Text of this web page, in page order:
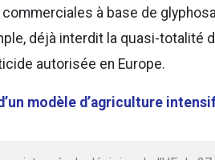
à base de
déjà interdit la quasi-totalité
autorisée en Europe.
modèle d’agriculture